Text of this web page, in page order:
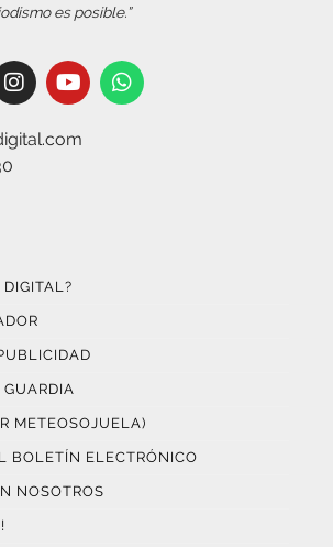
es posible.”
DIGITAL?
METEOSOJUELA)
BOLETÍN ELECTRÓNICO
NOSOTROS